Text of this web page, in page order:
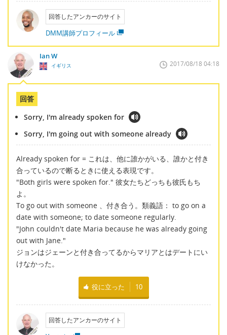
回答したアンカーのサイト
DMM講師プロフィール
Ian W
イギリス 2017/08/18 04:18
回答
Sorry, I'm already spoken for
Sorry, I'm going out with someone already
Already spoken for = これは、他に誰かがいる、誰かと付き
合っているので断るときに使える表現です。
"Both girls were spoken for." 彼女たちどっちも彼氏もち
よ。
To go out with someone 、付き合う。類義語： to go on a
date with someone; to date someone regularly.
"John couldn't date Maria because he was already going
out with Jane."
ジョンはジェーンと付き合ってるからマリアとはデートにい
けなかった。
役に立った 10
回答したアンカーのサイト